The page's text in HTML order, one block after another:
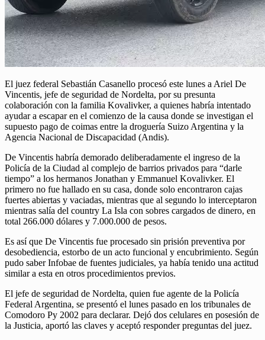
El juez federal Sebastián Casanello procesó este lunes a Ariel De
Vincentis, jefe de seguridad de Nordelta, por su presunta
colaboración con la familia Kovalivker, a quienes habría intentado
ayudar a escapar en el comienzo de la causa donde se investigan el
supuesto pago de coimas entre la droguería Suizo Argentina y la
Agencia Nacional de Discapacidad (Andis).
De Vincentis habría demorado deliberadamente el ingreso de la
Policía de la Ciudad al complejo de barrios privados para “darle
tiempo” a los hermanos Jonathan y Emmanuel Kovalivker. El
primero no fue hallado en su casa, donde solo encontraron cajas
fuertes abiertas y vaciadas, mientras que al segundo lo interceptaron
mientras salía del country La Isla con sobres cargados de dinero, en
total 266.000 dólares y 7.000.000 de pesos.
Es así que De Vincentis fue procesado sin prisión preventiva por
desobediencia, estorbo de un acto funcional y encubrimiento. Según
pudo saber Infobae de fuentes judiciales, ya había tenido una actitud
similar a esta en otros procedimientos previos.
El jefe de seguridad de Nordelta, quien fue agente de la Policía
Federal Argentina, se presentó el lunes pasado en los tribunales de
Comodoro Py 2002 para declarar. Dejó dos celulares en posesión de
la Justicia, aportó las claves y aceptó responder preguntas del juez.